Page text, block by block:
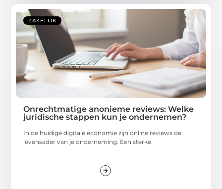
ZAKELIJK
Onrechtmatige anonieme reviews: Welke
juridische stappen kun je ondernemen?
In de huidige digitale economie zijn online reviews de
levensader van je onderneming. Een sterke